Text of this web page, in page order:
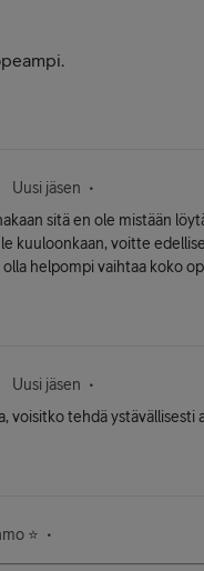
Uusi jäsen
sitä en ole mistään
kuuloonkaan, voitte
helpompi vaihtaa koko
Uusi jäsen
voisitko tehdä ystävällisesti
⭐️